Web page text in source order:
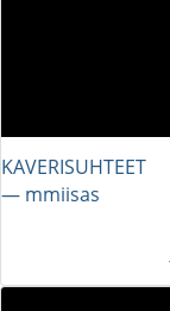
KAVERISUHTEET
― mmiisas